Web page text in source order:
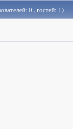
0 , гостей: 1)